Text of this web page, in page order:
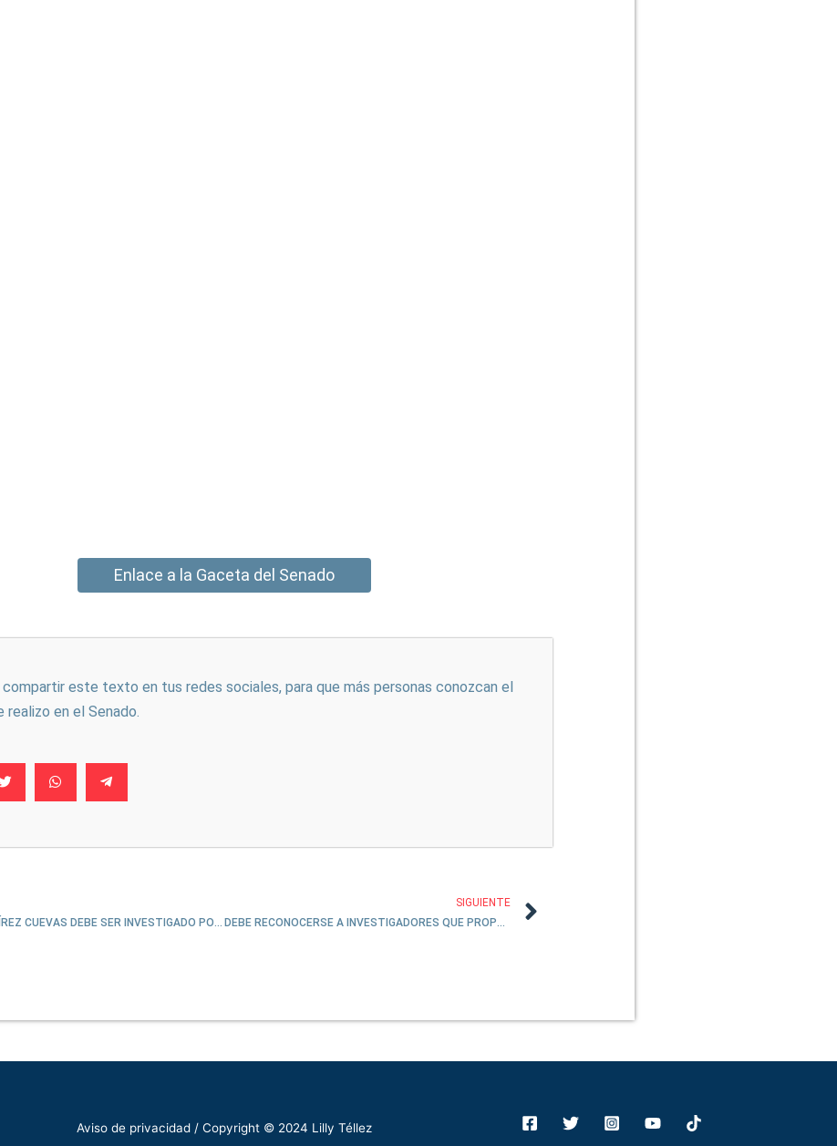
Enlace a la Gaceta del Senado
este texto en tus redes sociales, para que más personas conozcan el
realizo en el Senado.
JESÚS RAMÍREZ CUEVAS DEBE SER INVESTIGADO POR SU EMPRESA FANTASMA
SIGUIENTE
DEBE RECONOCERSE A INVESTIGADORES QUE PROPONEN SOLUCIÓN A UN PROBLEMA DE HACE 80 AÑOS
Aviso de privacidad / Copyright © 2024 Lilly Téllez